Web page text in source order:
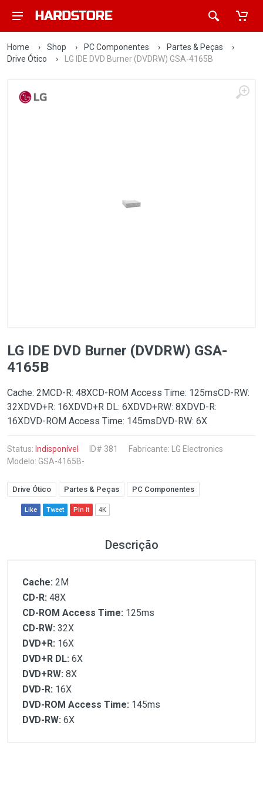
Home › Shop › PC Componentes › Partes & Peças
›
Drive Ótico
› LG IDE DVD Burner (DVDRW) GSA-4165B
LG IDE DVD Burner (DVDRW) GSA-
4165B
Cache: 2MCD-R: 48XCD-ROM Access Time: 125msCD-RW:
32XDVD+R: 16XDVD+R DL: 6XDVD+RW: 8XDVD-R:
16XDVD-ROM Access Time: 145msDVD-RW: 6X
Status: Indisponível ID# 381 Fabricante:
LG Electronics
Modelo: GSA-4165B-
Drive Ótico Partes & Peças PC Componentes
Like Tweet Pin It 4K
Descrição
Cache: 2M
CD-R: 48X
CD-ROM Access Time: 125ms
CD-RW: 32X
DVD+R: 16X
DVD+R DL: 6X
DVD+RW: 8X
DVD-R: 16X
DVD-ROM Access Time: 145ms
DVD-RW: 6X